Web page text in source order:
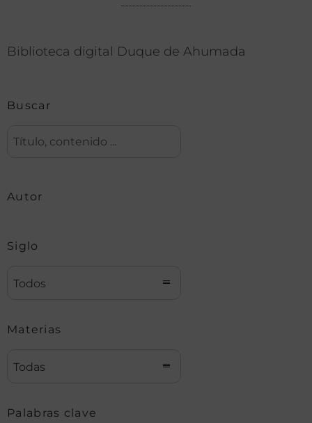
Biblioteca digital Duque de Ahumada
Buscar
Autor
Siglo
Todos
Materias
Todas
Palabras clave